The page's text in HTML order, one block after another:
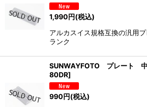
1,990円(税込)
アルカスイス規格互換の汎用
ランク
SUNWAYFOTO プレート
80DR]
990円(税込)